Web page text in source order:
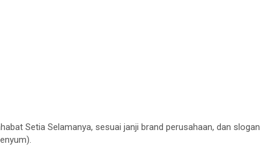
Setia Selamanya, sesuai janji brand perusahaan, dan slogan